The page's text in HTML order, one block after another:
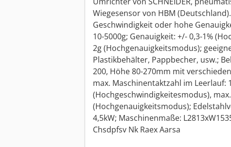
Wiegesensor von HBM
Geschwindigkeit oder hohe
10-5000g; Genauigkeit: +/- 0,3-1%
2g (Hochgenauigkeitsmodus);
Plastikbehälter, Pappbecher, usw.;
200, Höhe 80-270mm mit
max. Maschinentaktzahl im Leerlauf:
(Hochgeschwindigkeitesmodus),
(Hochgenauigkeitsmodus);
4,5kW; Maschinenmaße:
Chsdpfsv Nk Raex Aarsa